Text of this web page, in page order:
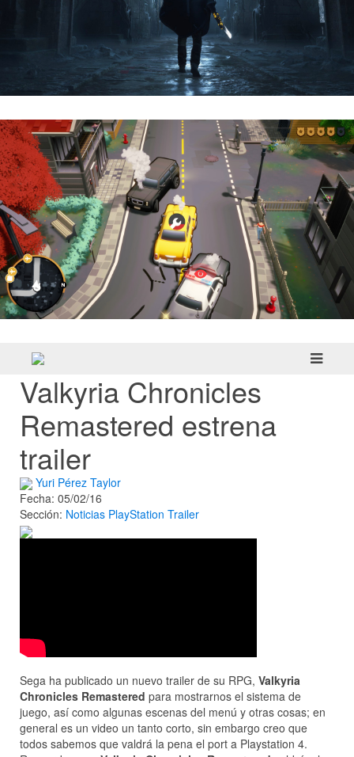
Valkyria Chronicles
Remastered estrena
trailer
Yuri Pérez Taylor
Fecha: 05/02/16
Sección: Noticias PlayStation Trailer
Sega ha publicado un nuevo trailer de su RPG, Valkyria
Chronicles Remastered para mostrarnos el sistema de
juego, así como algunas escenas del menú y otras cosas; en
general es un video un tanto corto, sin embargo creo que
todos sabemos que valdrá la pena el port a Playstation 4.